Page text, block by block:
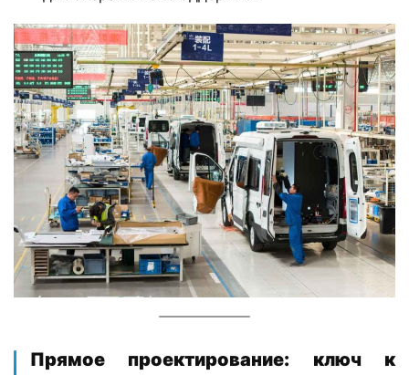
м
а
ц
и
я
о
г
з
о
в
и
​Прямое проектирование: ключ к